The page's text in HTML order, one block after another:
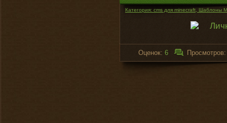
Категория: cms для minecraft, Шаблоны
Оценок: 6